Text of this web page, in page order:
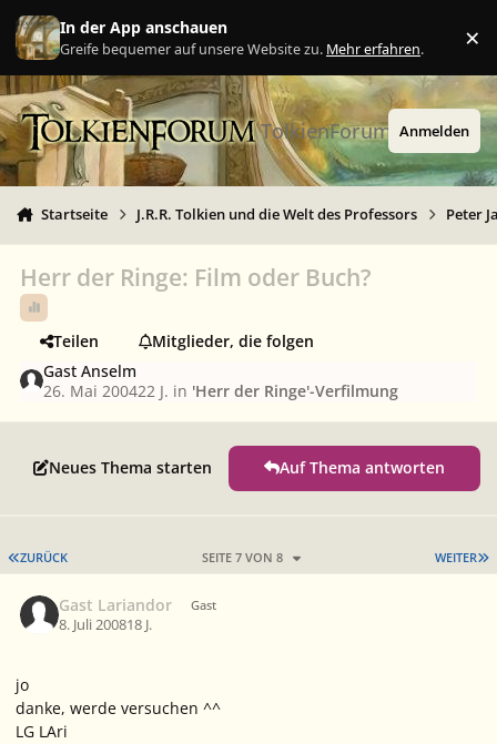
Zu Inhalt springen
In der App anschauen
Greife bequemer auf unsere Website zu. Mehr erfahren. ×
TolkienForum Anmelden
Startseite J.R.R. Tolkien und die Welt des Professors Peter
Herr der Ringe: Film oder Buch?
Teilen
Mitglieder, die folgen
Gast Anselm
26. Mai 200422 J. in 'Herr der Ringe'-Verfilmung
Neues Thema starten Auf Thema antworten
ERSTE SEITE
ZURÜCK WEITER
SEITE 7 VON 8
Gast Lariandor Gast
8. Juli 200818 J.
jo
danke, werde versuchen ^^
LG LAri